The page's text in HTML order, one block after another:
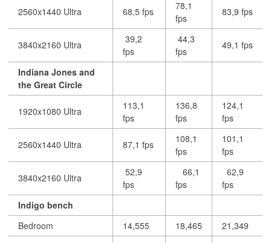
2560x1440 Ultra 68,5 fps
78,1
fps
83,9 fps
3840x2160 Ultra
39,2
fps
44,3
fps
49,1 fps
Indiana Jones and
the Great Circle
1920x1080 Ultra
113,1
fps
136,8
fps
124,1
fps
2560x1440 Ultra 87,1 fps
108,1
fps
101,1
fps
3840x2160 Ultra
52,9
fps
66,1
fps
62,9
fps
Indigo bench
Bedroom
14,555 18,465
21,349